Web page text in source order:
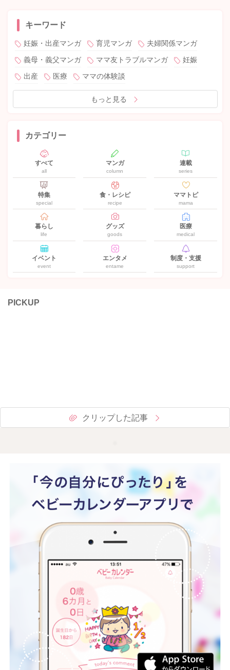
キーワード
妊娠・出産マンガ 育児マンガ
夫婦関係マンガ
義母・義父マンガ
ママ友トラブルマンガ
妊娠
出産
医療 ママの体験談
もっと見る
カテゴリー
すべて
all
マンガ
column
連載
series
特集
special
食・レシピ
recipe
ママトピ
mama
暮らし
life
グッズ
goods
医療
medical
イベント
event
エンタメ
entame
制度・支援
support
PICKUP
クリップした記事